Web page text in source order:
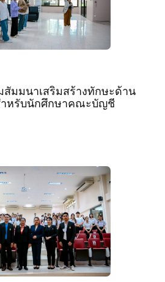
มมนาเสริมสร้างทักษะด้าน
ำหรับนักศึกษาคณะบัญชี